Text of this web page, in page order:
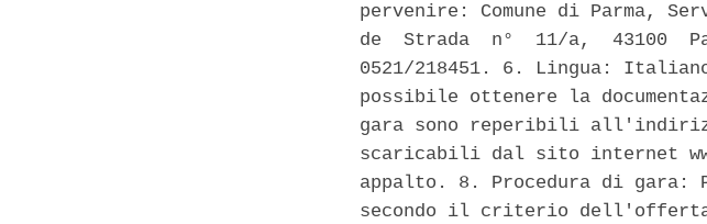
pervenire: Comune di Parma,
de  Strada  n°  11/a,  43100
0521/218451. 6. Lingua:
possibile ottenere la
gara sono reperibili
scaricabili dal sito internet
appalto. 8. Procedura di gara:
secondo il criterio dell'offerta